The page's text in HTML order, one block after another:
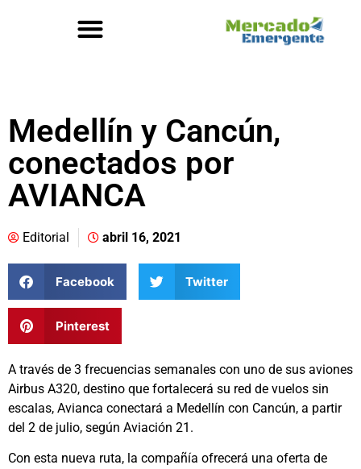
Medellín y Cancún,
conectados por
AVIANCA
Editorial abril 16, 2021
Facebook Twitter
Pinterest
A través de 3 frecuencias semanales con uno de sus aviones
Airbus A320, destino que fortalecerá su red de vuelos sin
escalas, Avianca conectará a Medellín con Cancún, a partir
del 2 de julio, según Aviación 21.
Con esta nueva ruta, la compañía ofrecerá una oferta de